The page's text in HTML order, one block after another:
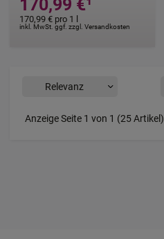
170,99 €¹
inkl. MwSt. ggf. zzgl. Versandkosten
170,99 € pro 1 l
Anzeige Seite 1 von 1 (25 Artikel)